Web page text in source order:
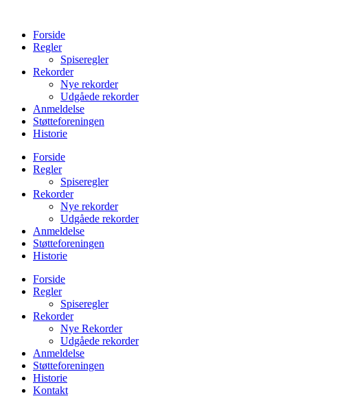
indholdForside
Regler
Spiseregler
Rekorder
Nye rekorder
Udgåede rekorder
Anmeldelse
Støtteforeningen
Historie
Forside
Regler
Spiseregler
Rekorder
Nye rekorder
Udgåede rekorder
Anmeldelse
Støtteforeningen
Historie
Forside
Regler
Spiseregler
Rekorder
Nye Rekorder
Udgåede rekorder
Anmeldelse
Støtteforeningen
Historie
Kontakt